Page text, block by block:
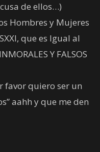
de ellos…)
Hombres y Mujeres
que es Igual al
Y FALSOS
favor quiero ser un
aahh y que me den